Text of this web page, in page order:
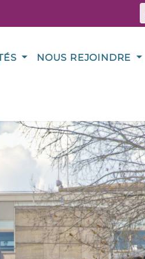
NOUS REJOINDRE